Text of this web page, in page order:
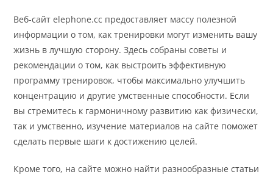
Веб-сайт elephone.cc предоставляет массу полезной
информации о том, как тренировки могут изменить вашу
жизнь в лучшую сторону. Здесь собраны советы и
рекомендации о том, как выстроить эффективную
программу тренировок, чтобы максимально улучшить
концентрацию и другие умственные способности. Если
вы стремитесь к гармоничному развитию как физически,
так и умственно, изучение материалов на сайте поможет
сделать первые шаги к достижению целей.
Кроме того, на сайте можно найти разнообразные статьи